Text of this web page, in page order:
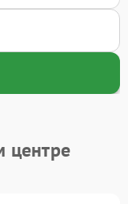
центре